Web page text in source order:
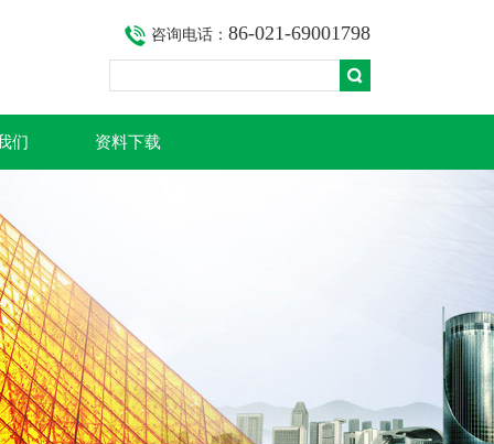
咨询电话： 86-021-69001798
们 资料下载